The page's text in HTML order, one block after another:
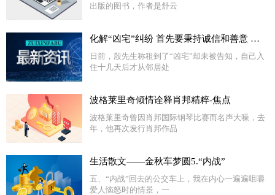
出版的图书，作者是舒云
化解“凶宅”纠纷 首先要秉持诚信和善意 全球微速讯
日前，殷先生称租到了“凶宅”却未被告知，自己入
住十几天后才从邻居处
波格莱里奇倾情诠释肖邦精粹-焦点
波格莱里奇曾因肖邦国际钢琴比赛而名声大噪，去
年，他再次发行肖邦作品
生活散文——金秋车梦圆5.“内战”
五、“内战”回去的公交车上，我在内心一遍遍咀嚼
爱人恼怒时的情景，一